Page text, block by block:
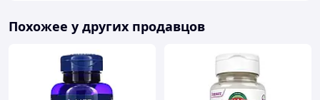
Похожее у других продавцов